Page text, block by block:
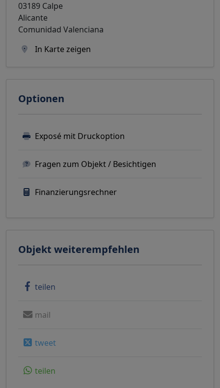
03189 Calpe
Alicante
Comunidad Valenciana
In Karte zeigen
Optionen
Exposé mit Druckoption
Fragen zum Objekt / Besichtigen
Finanzierungsrechner
Objekt weiterempfehlen
teilen
mail
tweet
teilen